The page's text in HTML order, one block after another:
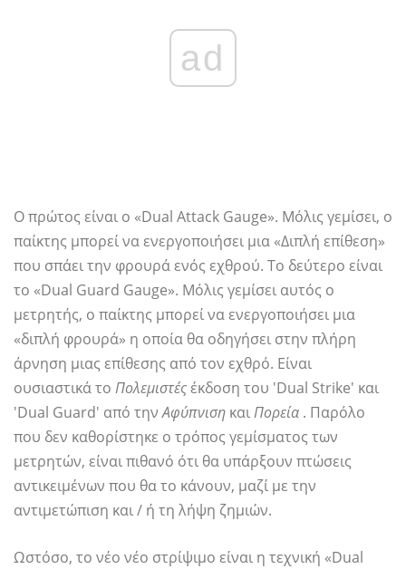
ad
Ο πρώτος είναι ο «Dual Attack Gauge». Μόλις γεμίσει, ο
παίκτης μπορεί να ενεργοποιήσει μια «Διπλή επίθεση»
που σπάει την φρουρά ενός εχθρού. Το δεύτερο είναι
το «Dual Guard Gauge». Μόλις γεμίσει αυτός ο
μετρητής, ο παίκτης μπορεί να ενεργοποιήσει μια
«διπλή φρουρά» η οποία θα οδηγήσει στην πλήρη
άρνηση μιας επίθεσης από τον εχθρό. Είναι
ουσιαστικά το Πολεμιστέςέκδοση του 'Dual Strike' και
'Dual Guard' από τηνΑφύπνιση καιΠορεία . Παρόλο
που δεν καθορίστηκε ο τρόπος γεμίσματος των
μετρητών, είναι πιθανό ότι θα υπάρξουν πτώσεις
αντικειμένων που θα το κάνουν, μαζί με την
αντιμετώπιση και / ή τη λήψη ζημιών.
Ωστόσο, το νέο νέο στρίψιμο είναι η τεχνική «Dual